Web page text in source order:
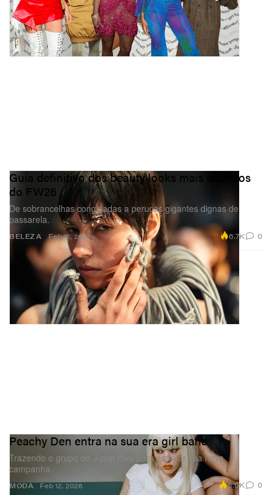
BELEZA
Guia definitivo dos beauty looks mais icônicos
do FW26
De sobrancelhas congeladas a perucas gigantes dignas de
passarela.
Feb 12, 2026 6.7K 0
MODA
Peachy Den entra na sua era girl band
Trazendo o grupo de J-pop f5ve para estrelar sua nova
campanha.
Feb 12, 2026 5.6K 0